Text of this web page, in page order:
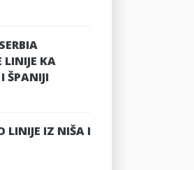
LINIJE KA
ŠPANIJI
LINIJE IZ NIŠA I